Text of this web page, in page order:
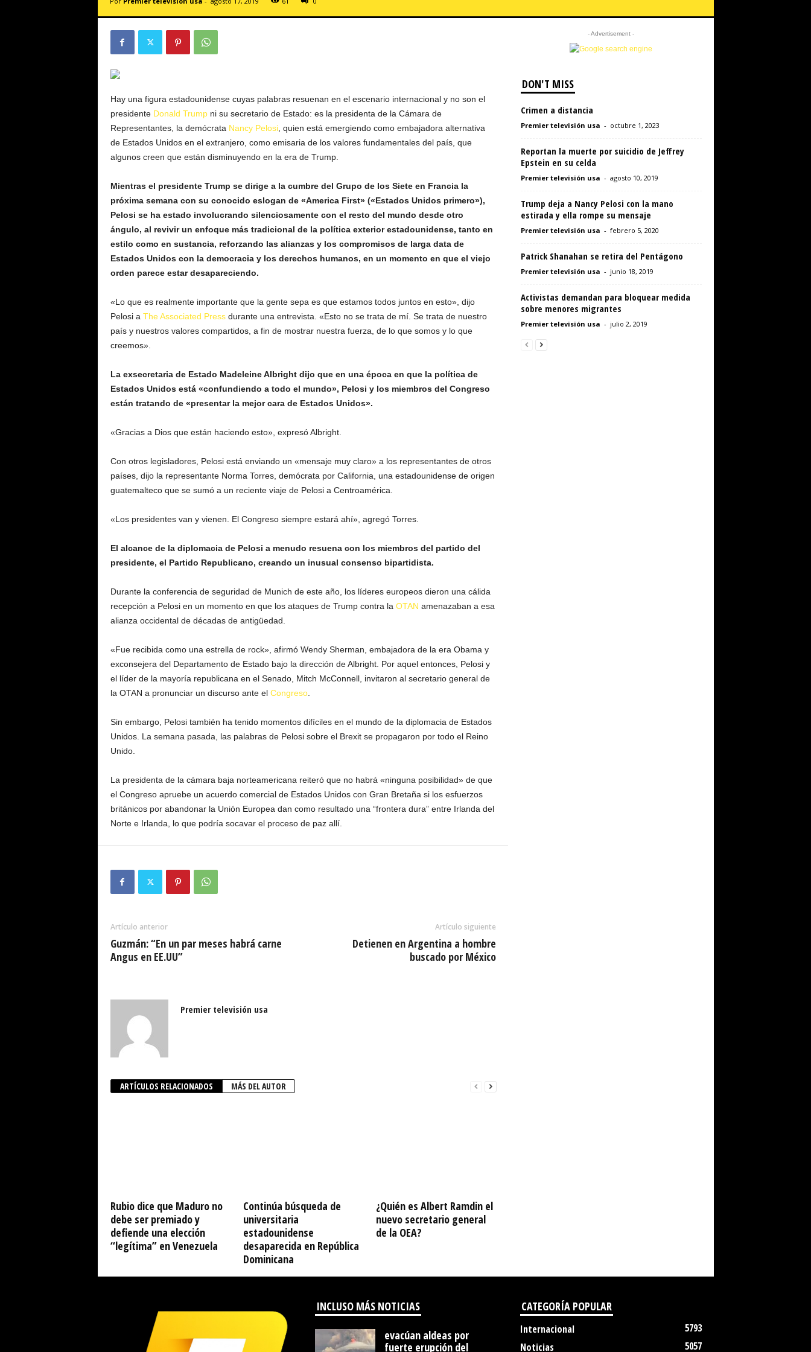
Hay una figura estadounidense cuyas palabras resuenan en el escenario internacional y no son el
presidente Donald Trumpni su secretario de Estado: es la presidenta de la Cámara de
Representantes, la demócrata Nancy Pelosi, quien está emergiendo como embajadora alternativa
de Estados Unidos en el extranjero, como emisaria de los valores fundamentales del país, que
algunos creen que están disminuyendo en la era de Trump.
Mientras el presidente Trump se dirige a la cumbre del Grupo de los Siete en Francia la
próxima semana con su conocido eslogan de «America First» («Estados Unidos primero»),
Pelosi se ha estado involucrando silenciosamente con el resto del mundo desde otro
ángulo, al revivir un enfoque más tradicional de la política exterior estadounidense, tanto en
estilo como en sustancia, reforzando las alianzas y los compromisos de larga data de
Estados Unidos con la democracia y los derechos humanos, en un momento en que el viejo
orden parece estar desapareciendo.
«Lo que es realmente importante que la gente sepa es que estamos todos juntos en esto», dijo
Pelosi a The Associated Pressdurante una entrevista. «Esto no se trata de mí. Se trata de nuestro
país y nuestros valores compartidos, a fin de mostrar nuestra fuerza, de lo que somos y lo que
creemos».
La exsecretaria de Estado Madeleine Albright dijo que en una época en que la política de
Estados Unidos está «confundiendo a todo el mundo», Pelosi y los miembros del Congreso
están tratando de «presentar la mejor cara de Estados Unidos».
«Gracias a Dios que están haciendo esto», expresó Albright.
Con otros legisladores, Pelosi está enviando un «mensaje muy claro» a los representantes de otros
países, dijo la representante Norma Torres, demócrata por California, una estadounidense de origen
guatemalteco que se sumó a un reciente viaje de Pelosi a Centroamérica.
«Los presidentes van y vienen. El Congreso siempre estará ahí», agregó Torres.
El alcance de la diplomacia de Pelosi a menudo resuena con los miembros del partido del
presidente, el Partido Republicano, creando un inusual consenso bipartidista.
Durante la conferencia de seguridad de Munich de este año, los líderes europeos dieron una cálida
recepción a Pelosi en un momento en que los ataques de Trump contra la OTAN amenazaban a esa
alianza occidental de décadas de antigüedad.
«Fue recibida como una estrella de rock», afirmó Wendy Sherman, embajadora de la era Obama y
exconsejera del Departamento de Estado bajo la dirección de Albright. Por aquel entonces, Pelosi y
el líder de la mayoría republicana en el Senado, Mitch McConnell, invitaron al secretario general de
la OTAN a pronunciar un discurso ante el Congreso.
Sin embargo, Pelosi también ha tenido momentos difíciles en el mundo de la diplomacia de Estados
Unidos. La semana pasada, las palabras de Pelosi sobre el Brexit se propagaron por todo el Reino
Unido.
La presidenta de la cámara baja norteamericana reiteró que no habrá «ninguna posibilidad» de que
el Congreso apruebe un acuerdo comercial de Estados Unidos con Gran Bretaña si los esfuerzos
británicos por abandonar la Unión Europea dan como resultado una “frontera dura” entre Irlanda del
Norte e Irlanda, lo que podría socavar el proceso de paz allí.
Artículo anterior
Guzmán: “En un par meses habrá carne
Angus en EE.UU”
Artículo siguiente
Detienen en Argentina a hombre
buscado por México
Premier televisión usa
ARTÍCULOS RELACIONADOS MÁS DEL AUTOR
Rubio dice que Maduro no
debe ser premiado y
defiende una elección
“legítima” en Venezuela
Continúa búsqueda de
universitaria
estadounidense
desaparecida en República
Dominicana
¿Quién es Albert Ramdin el
nuevo secretario general
de la OEA?
- Advertisement -
DON'T MISS
Crimen a distancia
Premier televisión usa - octubre 1, 2023
Reportan la muerte por suicidio de Jeffrey
Epstein en su celda
Premier televisión usa - agosto 10, 2019
Trump deja a Nancy Pelosi con la mano
estirada y ella rompe su mensaje
Premier televisión usa - febrero 5, 2020
Patrick Shanahan se retira del Pentágono
Premier televisión usa - junio 18, 2019
Activistas demandan para bloquear medida
sobre menores migrantes
Premier televisión usa - julio 2, 2019
INCLUSO MÁS NOTICIAS
evacúan aldeas por
fuerte erupción del
CATEGORÍA POPULAR
Internacional
5793
Noticias
5057